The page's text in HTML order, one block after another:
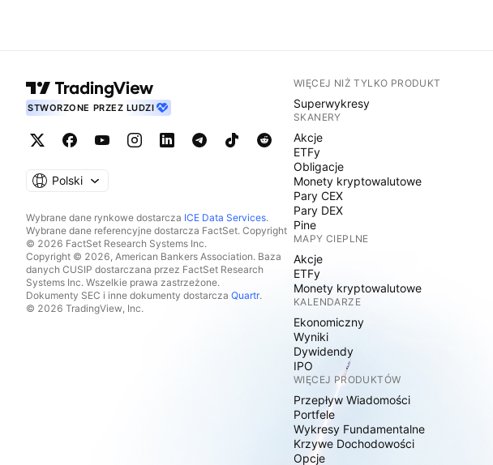
STWORZONE PRZEZ LUDZI
Polski
Wybrane dane rynkowe dostarcza ICE Data Services.
Wybrane dane referencyjne dostarcza FactSet. Copyright
© 2026 FactSet Research Systems Inc.
Copyright © 2026, American Bankers Association. Baza
danych CUSIP dostarczana przez FactSet Research
Systems Inc. Wszelkie prawa zastrzeżone.
Dokumenty SEC i inne dokumenty dostarcza Quartr.
© 2026 TradingView, Inc.
WIĘCEJ NIŻ TYLKO PRODUKT
Superwykresy
SKANERY
Akcje
ETFy
Obligacje
Monety kryptowalutowe
Pary CEX
Pary DEX
Pine
MAPY CIEPLNE
Akcje
ETFy
Monety kryptowalutowe
KALENDARZE
Ekonomiczny
Wyniki
Dywidendy
IPO
WIĘCEJ PRODUKTÓW
Przepływ Wiadomości
Portfele
Wykresy Fundamentalne
Krzywe Dochodowości
Opcje